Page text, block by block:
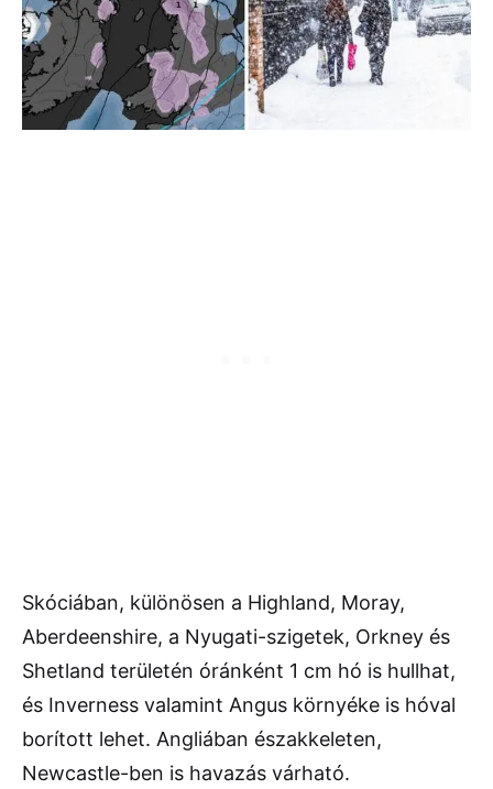
Skóciában, különösen a Highland, Moray,
Aberdeenshire, a Nyugati-szigetek, Orkney és
Shetland területén óránként 1 cm hó is hullhat,
és Inverness valamint Angus környéke is hóval
borított lehet. Angliában északkeleten,
Newcastle-ben is havazás várható.